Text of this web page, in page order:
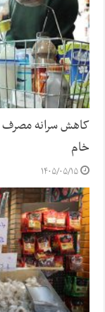
کاهش سرانه مصرف
خام
۱۴۰۵/۰۵/۱۵